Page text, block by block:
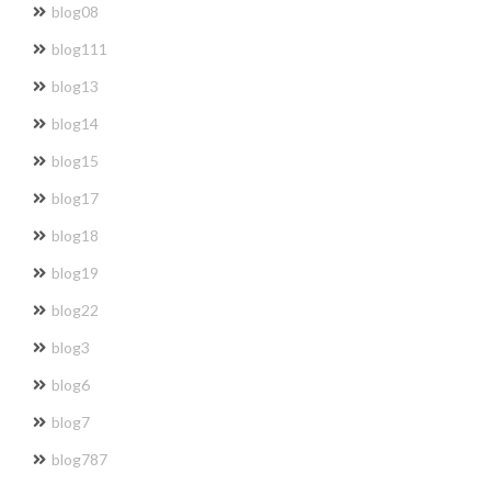
blog08
blog111
blog13
blog14
blog15
blog17
blog18
blog19
blog22
blog3
blog6
blog7
blog787